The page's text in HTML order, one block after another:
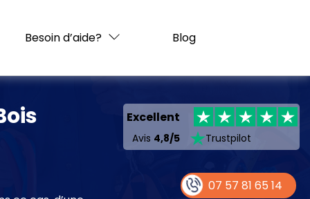
Besoin d’aide? Blog
Excellent
Avis 4,8/5 Trustpilot
07 57 81 65 14